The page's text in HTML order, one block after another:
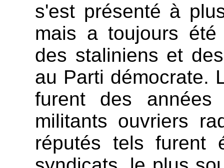
s'est présenté à
mais a toujours
des staliniens et
au Parti démocrate.
furent des
militants ouvriers
réputés tels furent